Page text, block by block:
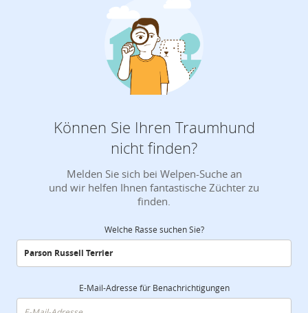
Können Sie Ihren Traumhund
nicht finden?
Melden Sie sich bei Welpen-Suche an
und wir helfen Ihnen fantastische Züchter zu
finden.
Welche Rasse suchen Sie?
E-Mail-Adresse für Benachrichtigungen